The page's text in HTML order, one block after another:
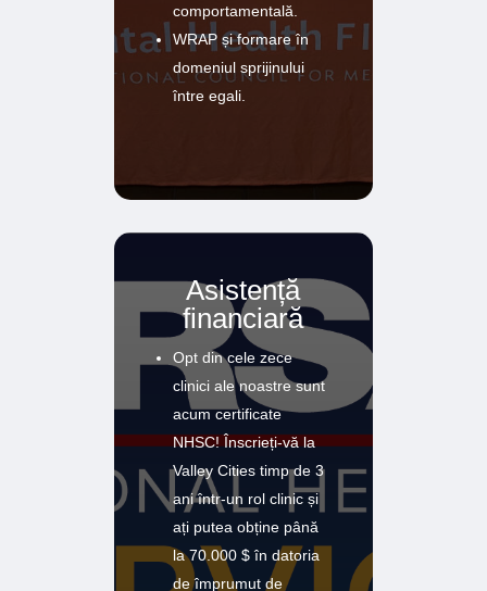
comportamentală.
WRAP și formare în
domeniul sprijinului
între egali.
Asistență
financiară
Opt din cele zece
clinici ale noastre sunt
acum certificate
NHSC! Înscrieți-vă la
Valley Cities timp de 3
ani într-un rol clinic și
ați putea obține până
la 70.000 $ în datoria
de împrumut de